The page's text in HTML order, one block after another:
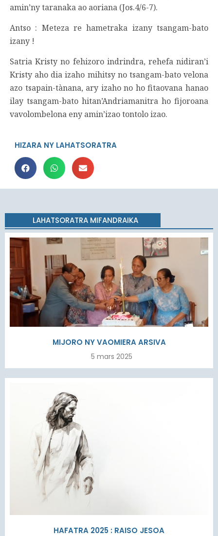
amin’ny taranaka ao aoriana (Jos.4/6-7).
Antso : Meteza re hametraka izany tsangam-bato
izany !
Satria Kristy no fehizoro indrindra, rehefa nidiran’i
Kristy aho dia izaho mihitsy no tsangam-bato velona
azo tsapain-tànana, ary izaho no ho fitaovana hanao
ilay tsangam-bato hitan’Andriamanitra ho fijoroana
vavolombelona eny amin’izao tontolo izao.
HIZARA NY LAHATSORATRA
LAHATSORATRA MIFANDRAIKA
MIJORO NY VAOMIERA ARSIVA
5 mars 2025
HAFATRA 2025 : RAISO JESOA